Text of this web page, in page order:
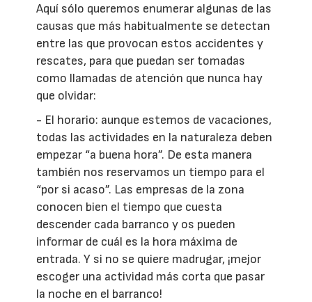
Aquí sólo queremos enumerar algunas de las
causas que más habitualmente se detectan
entre las que provocan estos accidentes y
rescates, para que puedan ser tomadas
como llamadas de atención que nunca hay
que olvidar:
- El horario: aunque estemos de vacaciones,
todas las actividades en la naturaleza deben
empezar “a buena hora”. De esta manera
también nos reservamos un tiempo para el
“por si acaso”. Las empresas de la zona
conocen bien el tiempo que cuesta
descender cada barranco y os pueden
informar de cuál es la hora máxima de
entrada. Y si no se quiere madrugar, ¡mejor
escoger una actividad más corta que pasar
la noche en el barranco!